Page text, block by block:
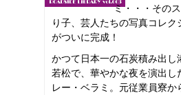
ミ・・・その
り子、芸人たちの写真コレク
がついに完成！
かつて日本一の石炭積み出し
若松で、華やかな夜を演出し
レー・ベラミ。元従業員寮か